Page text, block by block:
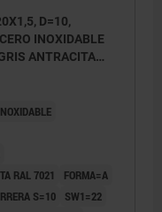
D=10,
INOXIDABLE
ANTRACITA
RAL 7021
FORMA=A
S=10
SW1=22